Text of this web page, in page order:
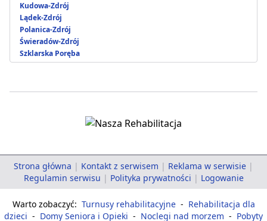
Kudowa-Zdrój
Lądek-Zdrój
Polanica-Zdrój
Świeradów-Zdrój
Szklarska Poręba
Strona główna | Kontakt z serwisem | Reklama w serwisie |
Regulamin serwisu | Polityka prywatności | Logowanie
Warto zobaczyć: Turnusy rehabilitacyjne - Rehabilitacja dla
dzieci - Domy Seniora i Opieki - Noclegi nad morzem - Pobyty